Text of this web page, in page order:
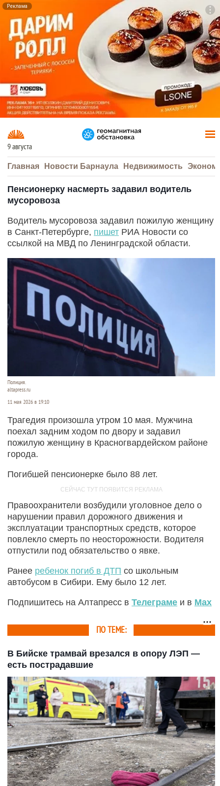
Реклама
9 августа
Главная Новости Барнаула Недвижимость
Пенсионерку насмерть задавил водитель
мусоровоза
Водитель мусоровоза задавил пожилую женщину
в Санкт-Петербурге, пишет РИА Новости со
ссылкой на МВД по Ленинградской области.
Полиция.
altapress.ru
11 мая 2026 в 19:10
Трагедия произошла утром 10 мая. Мужчина
поехал задним ходом по двору и задавил
пожилую женщину в Красногвардейском районе
города.
Погибшей пенсионерке было 88 лет.
Правоохранители возбудили уголовное дело о
нарушении правил дорожного движения и
эксплуатации транспортных средств, которое
повлекло смерть по неосторожности. Водителя
отпустили под обязательство о явке.
Ранее ребенок погиб в ДТП со школьным
автобусом в Сибири. Ему было 12 лет.
Подпишитесь на Алтапресс в Телеграме и в Max
ПО ТЕМЕ:
В Бийске трамвай врезался в опору ЛЭП —
есть пострадавшие